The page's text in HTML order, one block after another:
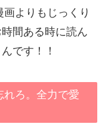
よりもじっくり
間ある時に読ん
です！！
れろ。全力で愛